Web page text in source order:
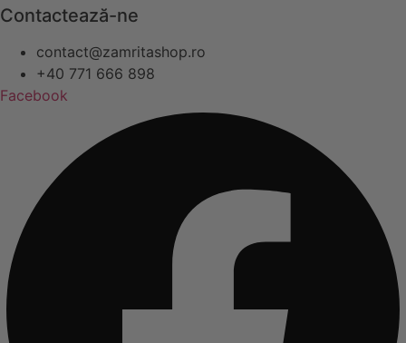
Contactează-ne
contact@zamritashop.ro
+40 771 666 898
Facebook